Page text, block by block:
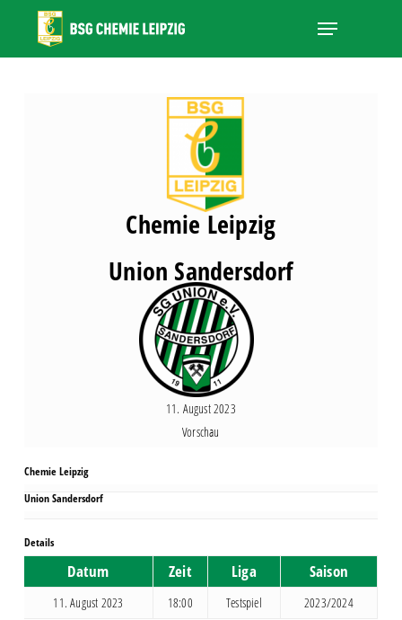
main
Menu
Chemie Leipzig
Union Sandersdorf
11. August 2023
Vorschau
Chemie Leipzig
Union Sandersdorf
Details
Datum Zeit Liga Saison
11. August 2023 18:00 Testspiel 2023/2024
Close